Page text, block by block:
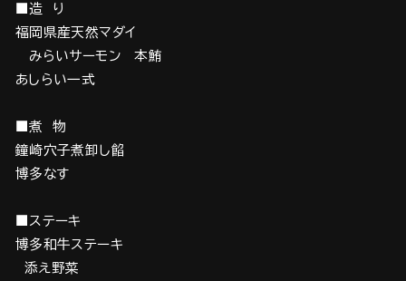
■造 り
福岡県産天然マダイ
みらいサーモン 本鮪
あしらい一式
■煮 物
鐘崎穴子煮卸し餡
博多なす
■ステーキ
博多和牛ステーキ
添え野菜